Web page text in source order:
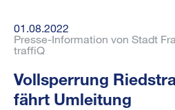
01.08.2022
Presse-Information von Stadt
traffiQ
Vollsperrung
fährt Umleitung